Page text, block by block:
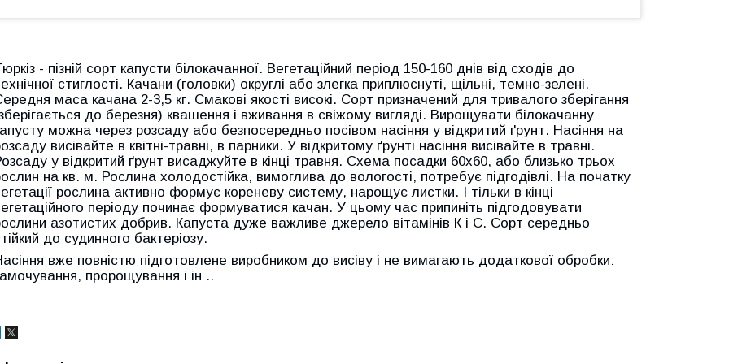
- пізній сорт капусти білокачанної. Вегетаційний період 150-160 днів від сходів до
стиглості. Качани (головки) округлі або злегка приплюснуті, щільні, темно-зелені.
маса качана 2-3,5 кг. Смакові якості високі. Сорт призначений для тривалого зберігання
до березня) квашення і вживання в свіжому вигляді. Вирощувати білокачанну
можна через розсаду або безпосередньо посівом насіння у відкритий ґрунт. Насіння на
висівайте в квітні-травні, в парники. У відкритому ґрунті насіння висівайте в травні.
у відкритий ґрунт висаджуйте в кінці травня. Схема посадки 60х60, або близько трьох
на кв. м. Рослина холодостійка, вимоглива до вологості, потребує підгодівлі. На початку
рослина активно формує кореневу систему, нарощує листки. І тільки в кінці
періоду починає формуватися качан. У цьому час припиніть підгодовувати
азотистих добрив. Капуста дуже важливе джерело вітамінів К і С. Сорт середньо
до судинного бактеріозу.
вже повністю підготовлене виробником до висіву і не вимагають додаткової обробки:
пророщування і ін ..